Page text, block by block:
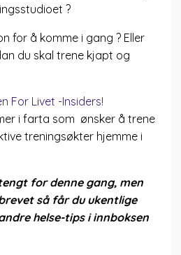
?
for å komme i gang ? Eller
du skal trene kjapt og
For Livet -Insiders!
i farta som ønsker å trene
treningsøkter hjemme i
for denne gang, men
så får du ukentlige
helse-tips i innboksen